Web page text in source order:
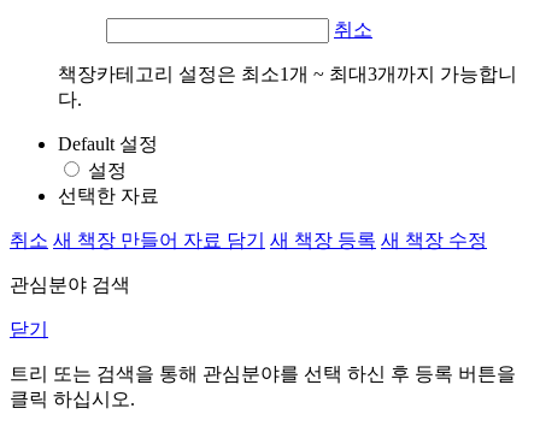
취소
책장카테고리 설정은 최소1개 ~ 최대3개까지 가능합니
다.
Default 설정
설정
선택한 자료
취소 새 책장 만들어 자료 담기 새 책장 등록 새 책장 수정
관심분야 검색
닫기
트리 또는 검색을 통해 관심분야를 선택 하신 후 등록 버튼을
클릭 하십시오.